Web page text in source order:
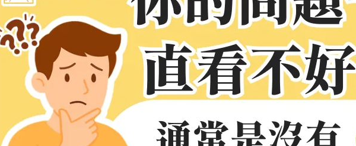
致的不適，卻動不動就吃制酸劑或胃乳來壓制胃酸，反而會讓問題雪上
差。
對症調理